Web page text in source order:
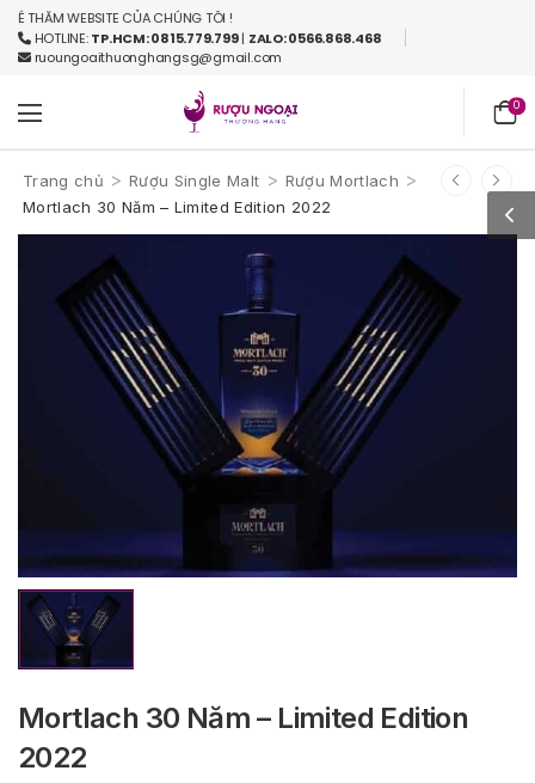
WEBSITE CỦA CHÚNG TÔI !
HOTLINE:TP.HCM: 0815.779.799| ZALO: 0566.868.468
ruoungoaithuonghangsg@gmail.com
0
Trang chủ > Rượu Single Malt > Rượu Mortlach >
Mortlach 30 Năm – Limited Edition 2022
Mortlach 30 Năm – Limited Edition
2022